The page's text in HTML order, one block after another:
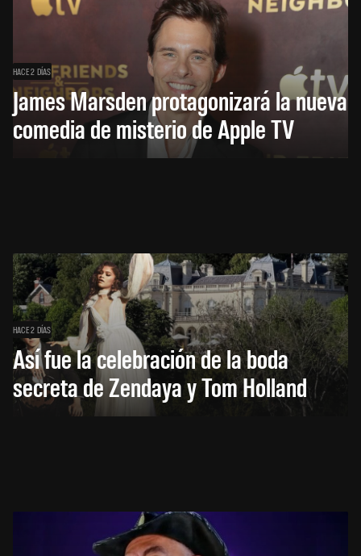
HACE 2 DÍAS
James Marsden protagonizará la nueva
comedia de misterio de Apple TV
HACE 2 DÍAS
Así fue la celebración de la boda
secreta de Zendaya y Tom Holland